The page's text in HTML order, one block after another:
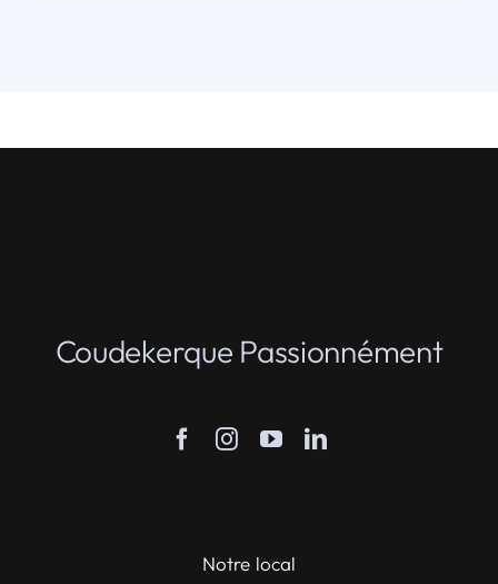
Coudekerque Passionnément
Notre local